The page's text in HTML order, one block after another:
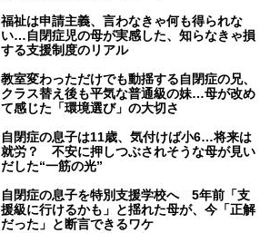
福祉は申請主義、言わなきゃ何も得られな
い…自閉症児の母が実感した、知らなきゃ損
する支援制度のリアル
教室変わっただけでも動揺する自閉症の兄、
クラス替え後も平気な普通級の妹…母が改め
て感じた「環境選び」の大切さ
自閉症の息子は11歳、気付けば小6…将来は
就労？ 不安に押しつぶされそうな母が見い
だした“一筋の光”
自閉症の息子を特別支援学校へ 5年前「支
援級に行けるかも」と揺れた母が、今「正解
だった」と断言できるワケ